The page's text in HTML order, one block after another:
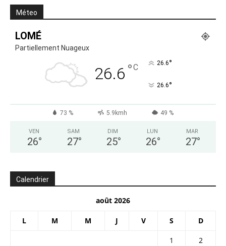
Méteo
LOMÉ
Partiellement Nuageux
26.6 °C 26.6°
26.6°
73 % 5.9kmh 49 %
VEN
26°
SAM
27°
DIM
25°
LUN
26°
MAR
27°
Calendrier
août 2026
L M M J V S D
1
2